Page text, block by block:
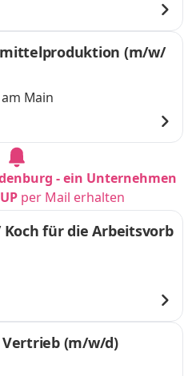
(m/w/
Main
- ein Unternehmen
per Mail erhalten
für die Arbeitsvorb
Vertrieb (m/w/d)